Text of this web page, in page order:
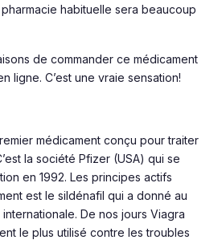
habituelle sera beaucoup
de commander ce médicament
ligne. C’est une vraie sensation!
médicament conçu pour traiter
la société Pfizer (USA) qui se
en 1992. Les principes actifs
est le sildénafil qui a donné au
De nos jours Viagra
le plus utilisé contre les troubles